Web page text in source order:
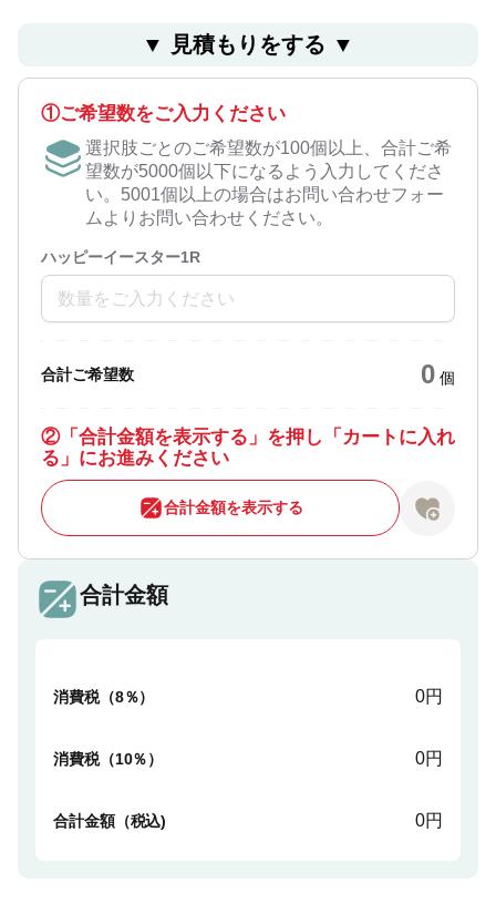
▼ ⾒積もりをする ▼
①ご希望数をご入力ください
選択肢ごとのご希望数が100個以上、合計ご希
望数が5000個以下になるよう入力してくださ
い。5001個以上の場合はお問い合わせフォー
ムよりお問い合わせください。
ハッピーイースター1R
合計ご希望数 0 個
②「合計金額を表示する」を押し「カートに入れ
る」にお進みください
合計金額を表示する
合計金額
消費税（8％） 0円
消費税（10％） 0円
合計金額（税込) 0円